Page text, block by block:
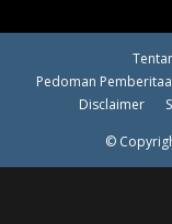
Pedoman
Disclaimer
©